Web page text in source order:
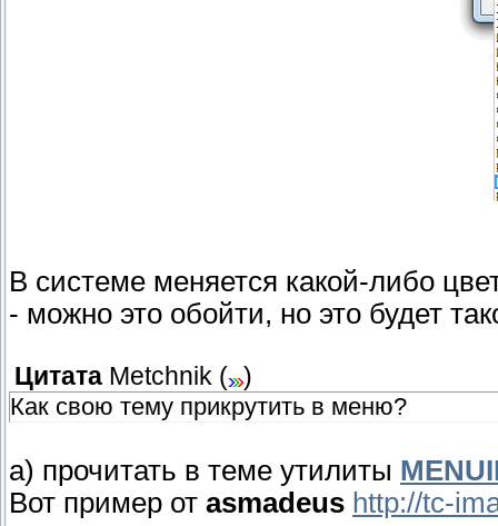
В системе меняется какой-либо
- можно это обойти, но это будет
Цитата Metchnik (
)
Как свою тему прикрутить в меню?
а) прочитать в теме утилиты
Вот пример от asmadeus http://tc-